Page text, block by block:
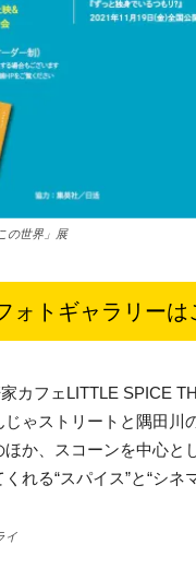
の世界」展
ォトギャラリーは
カフェLITTLE SPICE
ゃストリートと隅田川
か、スコーンを中心と
れる“スパイス”と“シネ
イ